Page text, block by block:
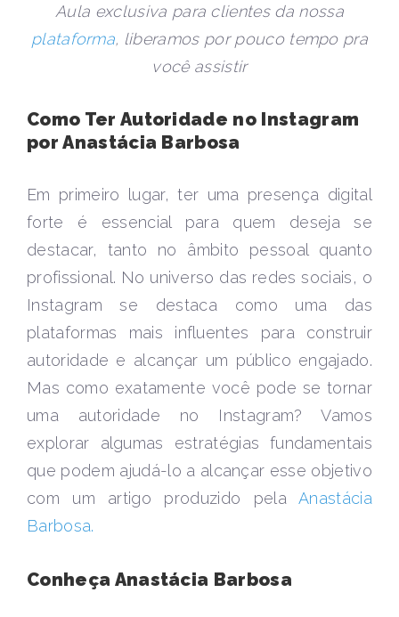
Aula exclusiva para clientes da nossa
plataforma, liberamos por pouco tempo pra
você assistir
Como Ter Autoridade no Instagram
por Anastácia Barbosa
Em primeiro lugar, ter uma presença digital
forte é essencial para quem deseja se
destacar, tanto no âmbito pessoal quanto
profissional. No universo das redes sociais, o
Instagram se destaca como uma das
plataformas mais influentes para construir
autoridade e alcançar um público engajado.
Mas como exatamente você pode se tornar
uma autoridade no Instagram? Vamos
explorar algumas estratégias fundamentais
que podem ajudá-lo a alcançar esse objetivo
com um artigo produzido pelaAnastácia
Barbosa.
Conheça Anastácia Barbosa